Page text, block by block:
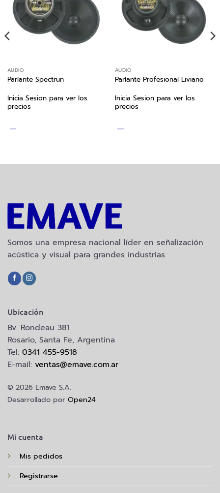
AUDIO
Parlante Spectrun
Inicia Sesion para ver los
precios
AUDIO
Parlante Profesional Liviano
Inicia Sesion para ver los
precios
Somos una empresa nacional líder en señalización
acústica y visual para grandes industrias.
Mi cuenta
Mis pedidos
Registrarse
Ubicación
Bv. Rondeau 381
Rosario, Santa Fe, Argentina
Tel: 0341 455-9518
E-mail: ventas@emave.com.ar
© 2026 Emave S.A.
Desarrollado por Open24